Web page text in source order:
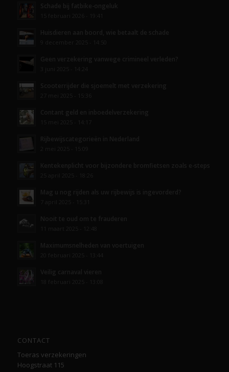
CONTACT
Toeras verzekeringen
Hoogstraat 115